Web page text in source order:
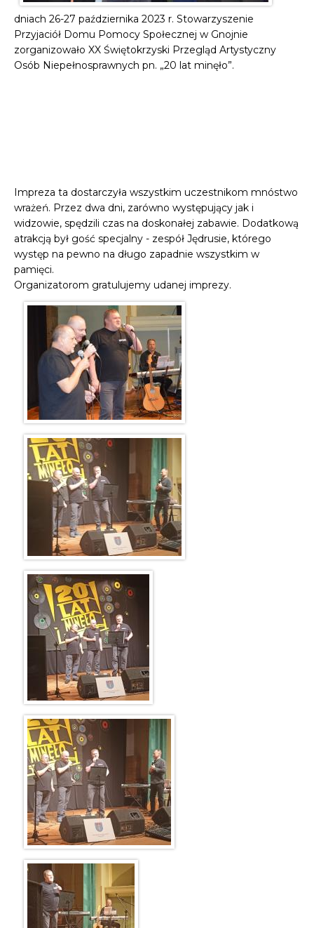
dniach 26-27 października 2023 r. Stowarzyszenie
Przyjaciół Domu Pomocy Społecznej w Gnojnie
zorganizowało XX Świętokrzyski Przegląd Artystyczny
Osób Niepełnosprawnych pn. „20 lat minęło”.
Impreza ta dostarczyła wszystkim uczestnikom mnóstwo
wrażeń. Przez dwa dni, zarówno występujący jak i
widzowie, spędzili czas na doskonałej zabawie. Dodatkową
atrakcją był gość specjalny - zespół Jędrusie, którego
występ na pewno na długo zapadnie wszystkim w
pamięci.
Organizatorom gratulujemy udanej imprezy.